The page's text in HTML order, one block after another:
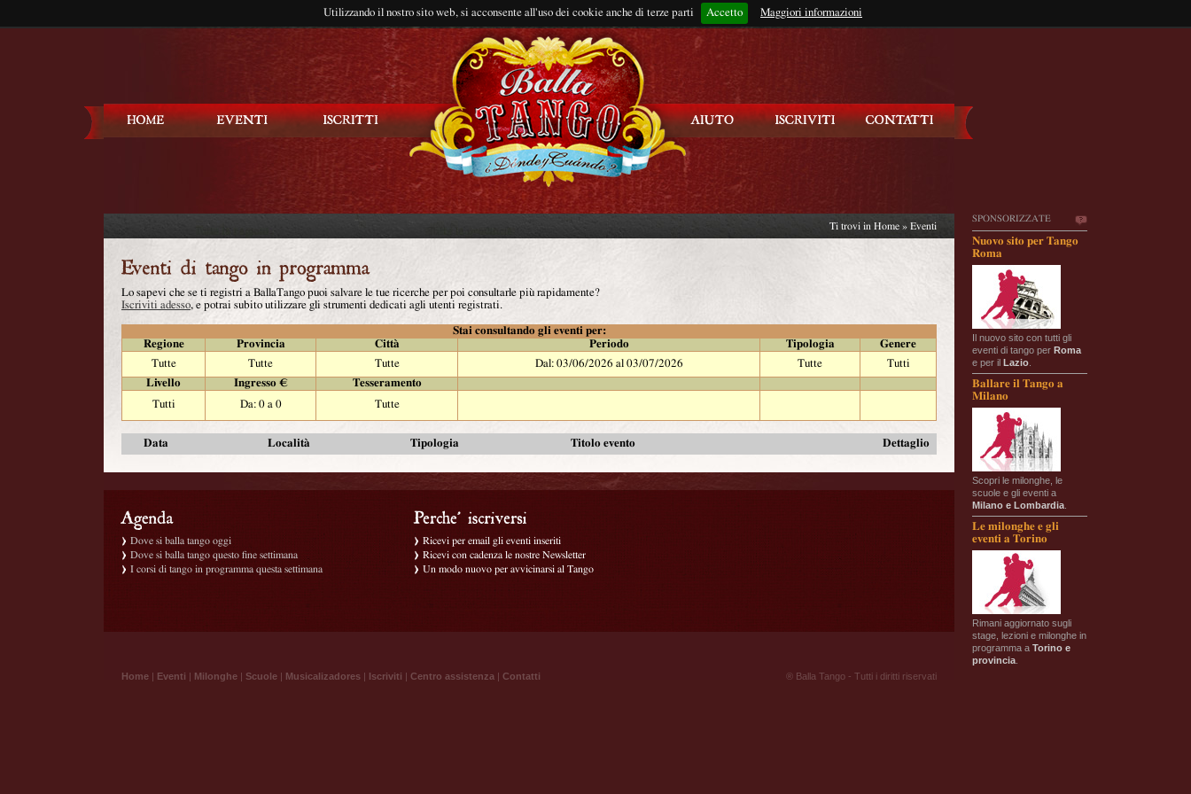
Utilizzando il nostro sito web, si acconsente all'uso dei cookie anche di terze parti Accetto Maggiori informazioni
Rimani connesso?
SPONSORIZZATE
Nuovo sito per Tango
Roma
Il nuovo sito con tutti gli
eventi di tango per Roma
e per il Lazio
Ballare il Tango a
Milano
Scopri le milonghe, le
scuole e gli eventi a
Milano e Lombardia
Le milonghe e gli
eventi a Torino
Rimani aggiornato sugli
stage, lezioni e milonghe in
programma a Torino e
provincia
Ti trovi in Home » Eventi
Lo sapevi che se ti registri a BallaTango puoi salvare le tue ricerche per poi consultarle più rapidamente?
Iscriviti adesso, e potrai subito utilizzare gli strumenti dedicati agli utenti registrati.
Stai consultando gli eventi per:
Regione
Provincia Città Periodo Tipologia
Genere
Tutte
Tutte Tutte Dal: 03/06/2026 al 03/07/2026 Tutte
Tutti
Livello
Ingresso €
Tesseramento
Tutti
Da: 0 a 0 Tutte
Data Località Tipologia Titolo evento Dettaglio
Dove si balla tango oggi
Dove si balla tango questo fine settimana
I corsi di tango in programma questa settimana
Ricevi per email gli eventi inseriti
Ricevi con cadenza le nostre Newsletter
Un modo nuovo per avvicinarsi al Tango
Home | Eventi | Milonghe | Scuole | Musicalizadores | Iscriviti | Centro assistenza | Contatti ® Balla Tango - Tutti i diritti riservati